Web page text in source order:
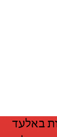
באלעד